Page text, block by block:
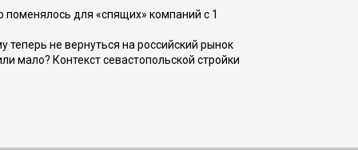
для «спящих» компаний с 1
теперь не вернуться на российский рынок
мало? Контекст севастопольской стройки